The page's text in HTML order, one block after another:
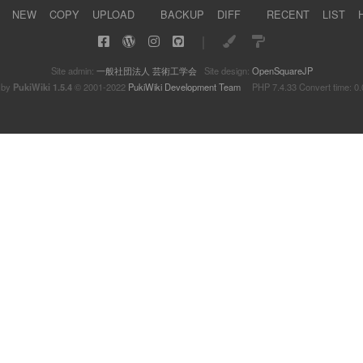
NEW COPY UPLOAD BACKUP DIFF RECENT LIST
Site admin: 一般社団法人 芸術工学会 Site design: OpenSquareJP
PukiWiki 1.5.4© 2001-2022 PukiWiki Development TeamPHP 7.4.33 Convert time: